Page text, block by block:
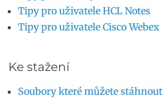
Tipy pro uživatele HCL Notes
Tipy pro uživatele Cisco Webex
Ke stažení
Soubory které můžete stáhnout